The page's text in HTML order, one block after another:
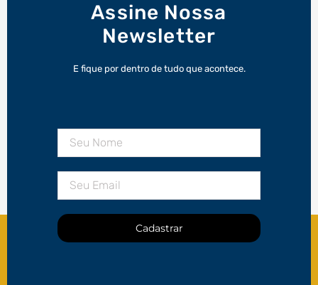
Assine Nossa
Newsletter
E fique por dentro de tudo que acontece.
Cadastrar